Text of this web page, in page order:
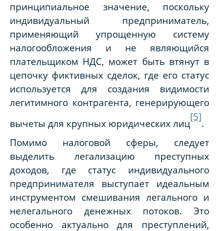
принципиальное значение, поскольку
индивидуальный предприниматель,
применяющий упрощенную систему
налогообложения и не являющийся
плательщиком НДС, может быть втянут в
цепочку фиктивных сделок, где его статус
используется для создания видимости
легитимного контрагента, генерирующего
вычеты для крупных юридических лиц
[5]
.
Помимо налоговой сферы, следует
выделить легализацию преступных
доходов, где статус индивидуального
предпринимателя выступает идеальным
инструментом смешивания легального и
нелегального денежных потоков. Это
особенно актуально для преступлений,